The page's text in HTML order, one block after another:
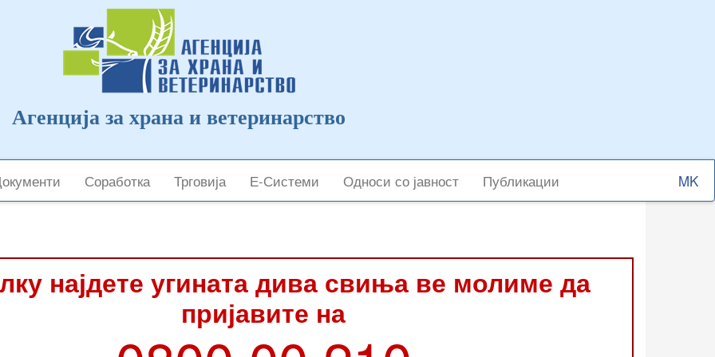
Агенција за храна и ветеринарство
Соработка Трговија Е-Системи Односи со јавност Публикации
Select
your
најдете угината дива свиња ве молиме да
пријавите на